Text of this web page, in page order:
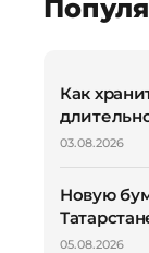
Как
03.08.2026
Новую
05.08.2026